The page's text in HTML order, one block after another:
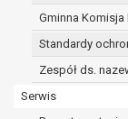
Gminna
Standardy
Zespół ds.
Serwis